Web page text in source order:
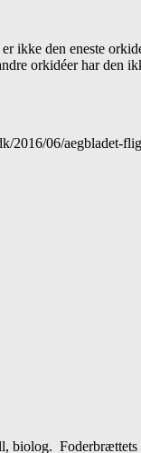
ikke den eneste
orkidéer har den
2016/06/aegbladet-
Foderbrættets